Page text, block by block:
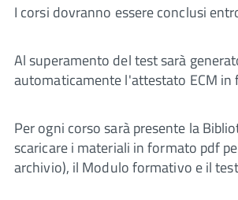
I corsi dovranno essere conclusi
Al superamento del test sarà
automaticamente l'attestato ECM in
Per ogni corso sarà presente la
scaricare i materiali in formato pdf
archivio), il Modulo formativo e il